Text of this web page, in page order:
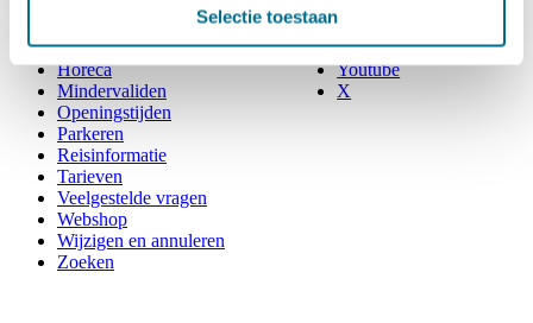
Selectie toestaan
Gevonden voorwerpen
Horeca
Mindervaliden
Openingstijden
Parkeren
Reisinformatie
Tarieven
Veelgestelde vragen
Webshop
Wijzigen en annuleren
Zoeken
Instagram
Pinterest
Youtube
X